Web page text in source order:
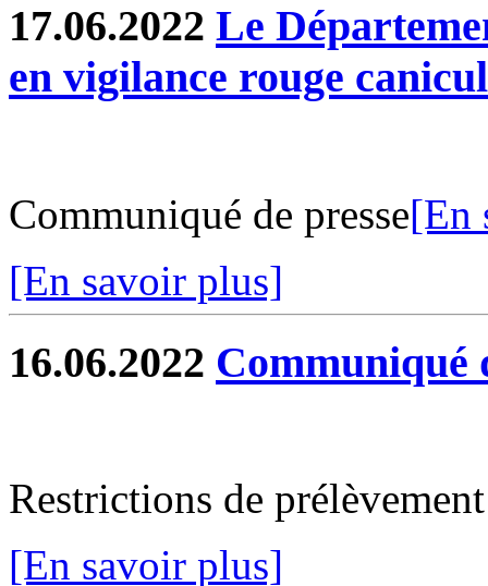
17.06.2022 Le
en vigilance rouge
Communiqué de presse[En
[En savoir plus]
16.06.2022 Communiqué
Restrictions de
[En savoir plus]